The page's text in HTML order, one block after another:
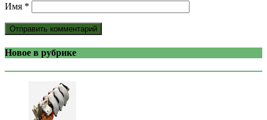
Имя *
Новое в рубрике